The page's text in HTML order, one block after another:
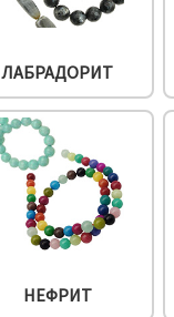
ЛАБРАДОРИТ
НЕФРИТ